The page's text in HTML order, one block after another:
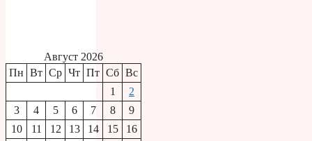
Август 2026
Пн Вт Ср Чт Пт Сб Вс
1
2
3
4 5 6 7 8
9
10
11 12 13 14 15
16